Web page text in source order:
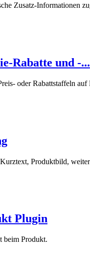
Zusatz-Informationen
Rabatte und -...
oder Rabattstaffeln auf
Produktbild,
Plugin
beim Produkt.